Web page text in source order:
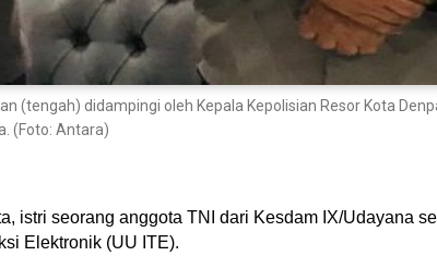
(tengah) didampingi oleh Kepala Kepolisian Resor Kota
(Foto: Antara)
istri seorang anggota TNI dari Kesdam IX/Udayana
Elektronik (UU ITE).